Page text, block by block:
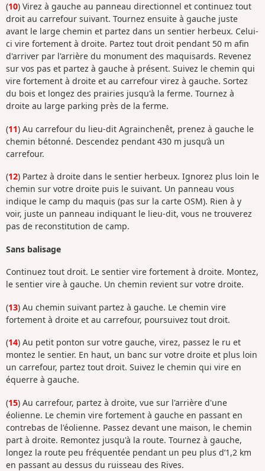
(10) Virez à gauche au panneau directionnel et continuez tout
droit au carrefour suivant. Tournez ensuite à gauche juste
avant le large chemin et partez dans un sentier herbeux. Celui-
ci vire fortement à droite. Partez tout droit pendant 50 m afin
d'arriver par l'arrière du monument des maquisards. Revenez
sur vos pas et partez à gauche à présent. Suivez le chemin qui
vire fortement à droite et au carrefour virez à gauche. Sortez
du bois et longez des prairies jusqu'à la ferme. Tournez à
droite au large parking près de la ferme.
(11) Au carrefour du lieu-dit Agrainchenêt, prenez à gauche le
chemin bétonné. Descendez pendant 430 m jusqu’à un
carrefour.
(12) Partez à droite dans le sentier herbeux. Ignorez plus loin le
chemin sur votre droite puis le suivant. Un panneau vous
indique le camp du maquis (pas sur la carte OSM). Rien à y
voir, juste un panneau indiquant le lieu-dit, vous ne trouverez
pas de reconstitution de camp.
Sans balisage
Continuez tout droit. Le sentier vire fortement à droite. Montez,
le sentier vire à gauche. Un chemin revient sur votre droite.
(13) Au chemin suivant partez à gauche. Le chemin vire
fortement à droite et au carrefour, poursuivez tout droit.
(14) Au petit ponton sur votre gauche, virez, passez le ru et
montez le sentier. En haut, un banc sur votre droite et plus loin
un carrefour, partez tout droit. Suivez le chemin qui vire en
équerre à gauche.
(15) Au carrefour, partez à droite, vue sur l'arrière d'une
éolienne. Le chemin vire fortement à gauche en passant en
contrebas de l'éolienne. Passez devant une maison, le chemin
part à droite. Remontez jusqu'à la route. Tournez à gauche,
longez la route peu fréquentée pendant un peu plus d’1,2 km
en passant au dessus du ruisseau des Rives.